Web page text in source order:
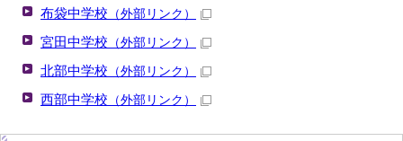
布袋中学校 （外部リンク）
宮田中学校 （外部リンク）
北部中学校 （外部リンク）
西部中学校 （外部リンク）